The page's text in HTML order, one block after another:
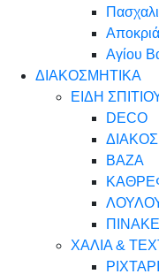
Αγίου
ΔΙΑΚΟΣΜΗΤΙΚΑ
ΕΙΔΗ
DECO
ΒΑΖΑ
ΧΑΛΙΑ &